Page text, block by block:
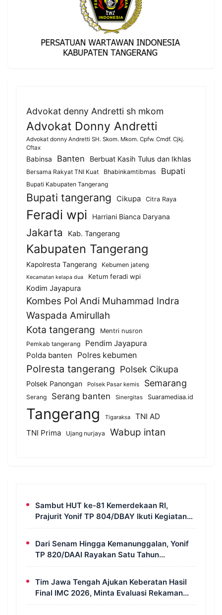
Advokat denny Andretti sh mkom
Advokat Donny Andretti
Advokat donny Andretti SH. Skom. Mkom. Cpfw. Cmdf. Cjkj.
Cftax
Babinsa Banten Berbuat Kasih Tulus dan Ikhlas
Bersama Rakyat TNI Kuat Bhabinkamtibmas Bupati
Bupati Kabupaten Tangerang
Bupati tangerang Cikupa Citra Raya
Feradi wpi Harriani Bianca Daryana
Jakarta Kab. Tangerang
Kabupaten Tangerang
Kapolresta Tangerang Kebumen jateng
Kecamatan kelapa dua Ketum feradi wpi
Kodim Jayapura
Kombes Pol Andi Muhammad Indra
Waspada Amirullah
Kota tangerang
Mentri nusron
Pemkab tangerang
Pendim Jayapura
Polda banten
Polres kebumen
Polresta tangerang Polsek Cikupa
Polsek Panongan Polsek Pasar kemis Semarang
Serang Serang banten Sinergitas Suaramediaa.id
Tangerang Tigaraksa
TNI AD
TNI Prima
Ujang nurjaya Wabup intan
Sambut HUT ke-81 Kemerdekaan RI,
Prajurit Yonif TP 804/DBAY Ikuti Kegiatan
Donor Darah
Dari Senam Hingga Kemanunggalan, Yonif
TP 820/DAAI Rayakan Satu Tahun
Pengabdian dengan Semangat
Kebersamaan
Tim Jawa Tengah Ajukan Keberatan Hasil
Final IMC 2026, Minta Evaluasi Rekaman
dan Scorecard Juri